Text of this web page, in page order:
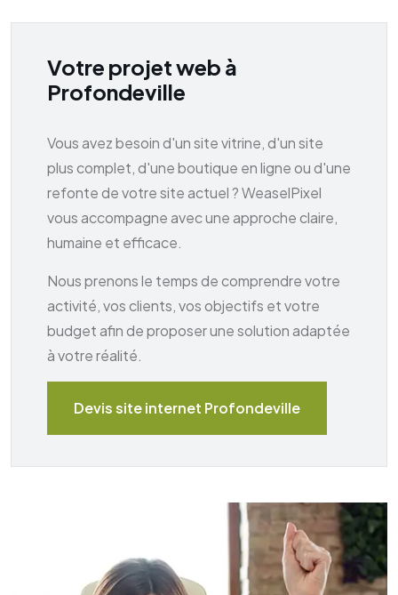
Votre projet web à
Profondeville
Vous avez besoin d'un site vitrine, d'un site
plus complet, d'une boutique en ligne ou d'une
refonte de votre site actuel ? WeaselPixel
vous accompagne avec une approche claire,
humaine et efficace.
Nous prenons le temps de comprendre votre
activité, vos clients, vos objectifs et votre
budget afin de proposer une solution adaptée
à votre réalité.
Devis site internet Profondeville